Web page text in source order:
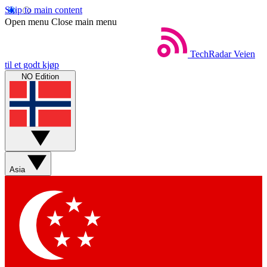
Skip to main content
Open menu Close main menu
TechRadar Veien
til et godt kjøp
NO Edition
Asia